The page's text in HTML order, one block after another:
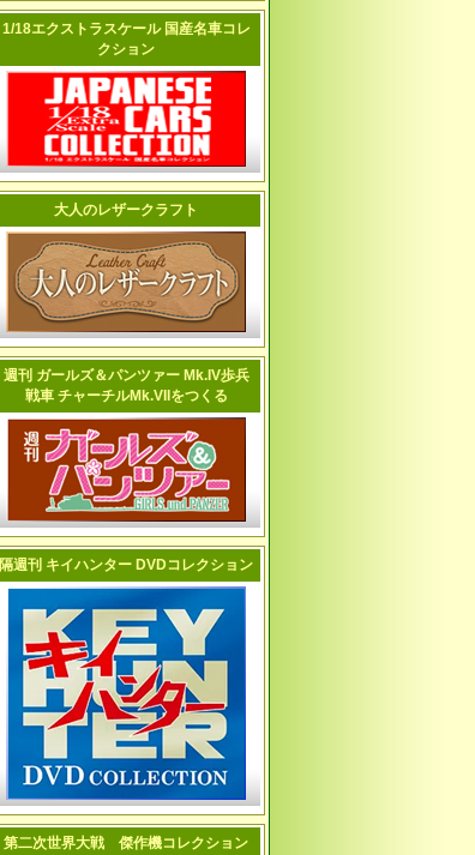
1/18エクストラスケール 国産名車コレ
クション
大人のレザークラフト
週刊 ガールズ＆パンツァー Mk.IV歩兵
戦車 チャーチルMk.VIIをつくる
隔週刊 キイハンター DVDコレクション
第二次世界大戦 傑作機コレクション